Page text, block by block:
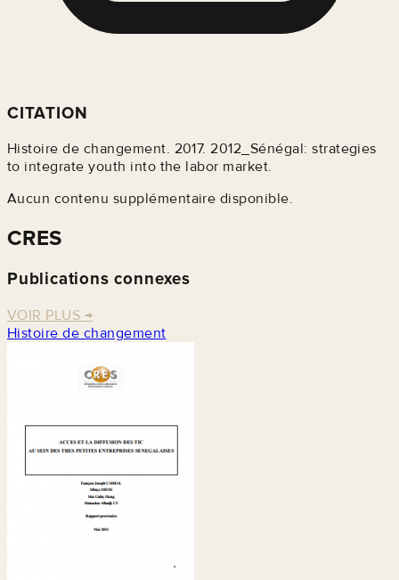
CITATION
Histoire de changement. 2017. 2012_Sénégal: strategies
to integrate youth into the labor market.
Aucun contenu supplémentaire disponible.
CRES
Publications connexes
VOIR PLUS →
Histoire de changement